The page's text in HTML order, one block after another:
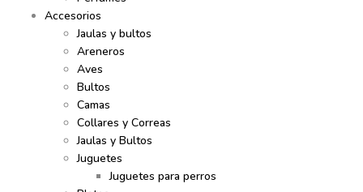
Accesorios
Jaulas y bultos
Areneros
Aves
Bultos
Camas
Collares y Correas
Jaulas y Bultos
Juguetes
Juguetes para perros